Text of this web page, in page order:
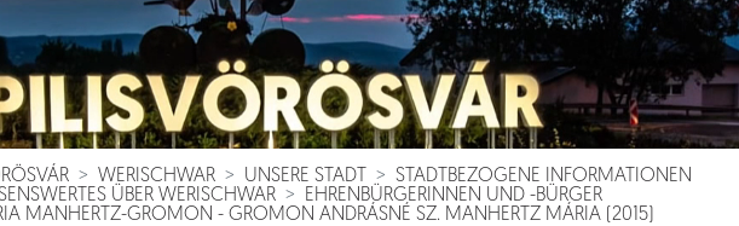
WERISCHWAR UNSERE STADT
STADTBEZOGENE INFORMATIONEN
ÜBER WERISCHWAR
EHRENBÜRGERINNEN UND -BÜRGER
MANHERTZ-GROMON - GROMON ANDRÁSNÉ SZ. MANHERTZ MÁRIA (2015)
[] Dokumentumok [ Aloldalak [ ]